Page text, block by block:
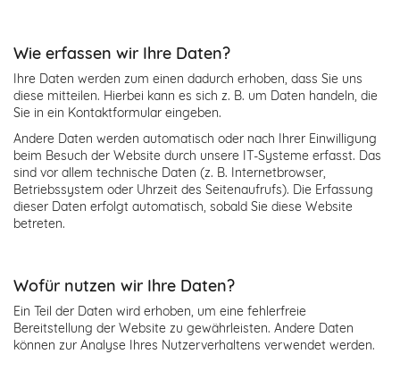
Wie erfassen wir Ihre Daten?
Ihre Daten werden zum einen dadurch erhoben, dass Sie uns
diese mitteilen. Hierbei kann es sich z. B. um Daten handeln, die
Sie in ein Kontaktformular eingeben.
Andere Daten werden automatisch oder nach Ihrer Einwilligung
beim Besuch der Website durch unsere IT-Systeme erfasst. Das
sind vor allem technische Daten (z. B. Internetbrowser,
Betriebssystem oder Uhrzeit des Seitenaufrufs). Die Erfassung
dieser Daten erfolgt automatisch, sobald Sie diese Website
betreten.
Wofür nutzen wir Ihre Daten?
Ein Teil der Daten wird erhoben, um eine fehlerfreie
Bereitstellung der Website zu gewährleisten. Andere Daten
können zur Analyse Ihres Nutzerverhaltens verwendet werden.